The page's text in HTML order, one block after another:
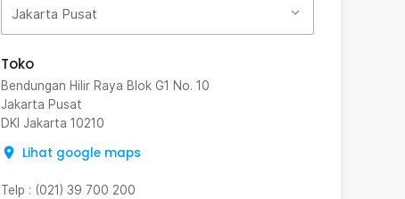
Jakarta Pusat
Toko
Bendungan Hilir Raya Blok G1 No. 10
Jakarta Pusat
DKI Jakarta 10210
Lihat google maps
Telp : (021) 39 700 200